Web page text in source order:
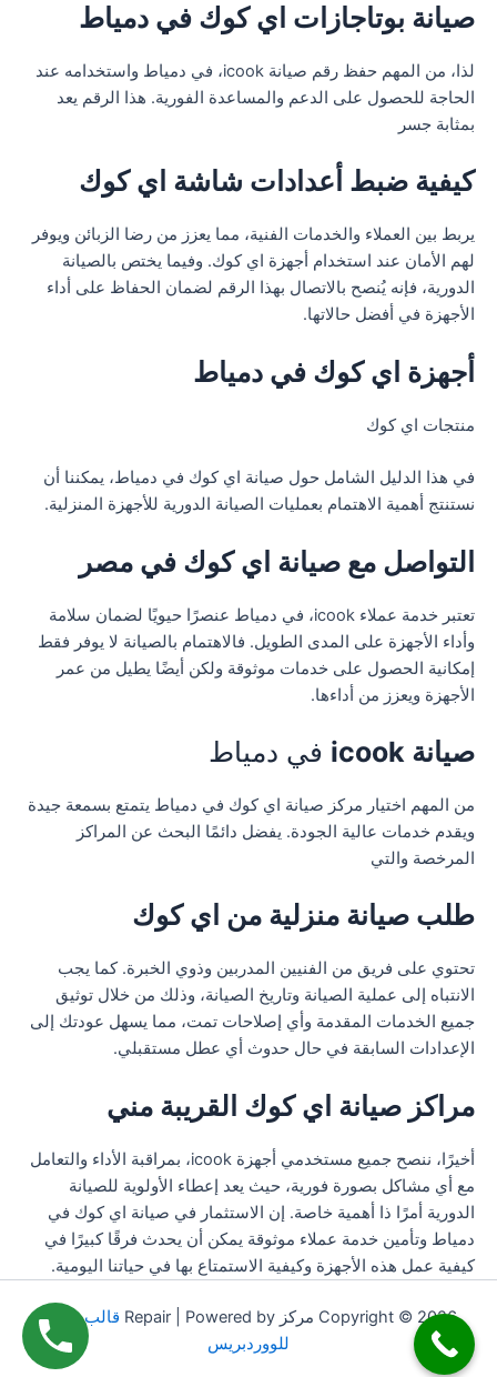
صيانة بوتاجازات اي كوك في دمياط
لذا، من المهم حفظ رقم صيانة icook، في دمياط واستخدامه عند
الحاجة للحصول على الدعم والمساعدة الفورية. هذا الرقم يعد
بمثابة جسر
كيفية ضبط أعدادات شاشة اي كوك
يربط بين العملاء والخدمات الفنية، مما يعزز من رضا الزبائن ويوفر
لهم الأمان عند استخدام أجهزة اي كوك. وفيما يختص بالصيانة
الدورية، فإنه يُنصح بالاتصال بهذا الرقم لضمان الحفاظ على أداء
الأجهزة في أفضل حالاتها.
أجهزة اي كوك في دمياط
منتجات اي كوك
في هذا الدليل الشامل حول صيانة اي كوك في دمياط، يمكننا أن
نستنتج أهمية الاهتمام بعمليات الصيانة الدورية للأجهزة المنزلية.
التواصل مع صيانة اي كوك في مصر
تعتبر خدمة عملاء icook، في دمياط عنصرًا حيويًا لضمان سلامة
وأداء الأجهزة على المدى الطويل. فالاهتمام بالصيانة لا يوفر فقط
إمكانية الحصول على خدمات موثوقة ولكن أيضًا يطيل من عمر
الأجهزة ويعزز من أداءها.
صيانة icook في دمياط
من المهم اختيار مركز صيانة اي كوك في دمياط يتمتع بسمعة جيدة
ويقدم خدمات عالية الجودة. يفضل دائمًا البحث عن المراكز
المرخصة والتي
طلب صيانة منزلية من اي كوك
تحتوي على فريق من الفنيين المدربين وذوي الخبرة. كما يجب
الانتباه إلى عملية الصيانة وتاريخ الصيانة، وذلك من خلال توثيق
جميع الخدمات المقدمة وأي إصلاحات تمت، مما يسهل عودتك إلى
الإعدادات السابقة في حال حدوث أي عطل مستقبلي.
مراكز صيانة اي كوك القريبة مني
أخيرًا، ننصح جميع مستخدمي أجهزة icook، بمراقبة الأداء والتعامل
مع أي مشاكل بصورة فورية، حيث يعد إعطاء الأولوية للصيانة
الدورية أمرًا ذا أهمية خاصة. إن الاستثمار في صيانة اي كوك في
دمياط وتأمين خدمة عملاء موثوقة يمكن أن يحدث فرقًا كبيرًا في
كيفية عمل هذه الأجهزة وكيفية الاستمتاع بها في حياتنا اليومية.
Copyright © 2026 مركز Repair | Powered by
قالب Astra
للووردبريس